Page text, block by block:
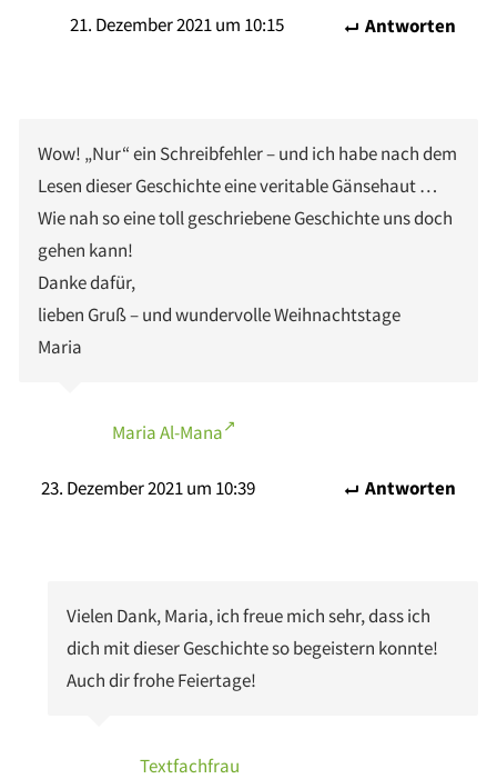
21. Dezember 2021 um 10:15 Antworten
Wow! „Nur“ ein Schreibfehler – und ich habe nach dem
Lesen dieser Geschichte eine veritable Gänsehaut …
Wie nah so eine toll geschriebene Geschichte uns doch
gehen kann!
Danke dafür,
lieben Gruß – und wundervolle Weihnachtstage
Maria
Maria Al-Mana
23. Dezember 2021 um 10:39 Antworten
Vielen Dank, Maria, ich freue mich sehr, dass ich
dich mit dieser Geschichte so begeistern konnte!
Auch dir frohe Feiertage!
Textfachfrau